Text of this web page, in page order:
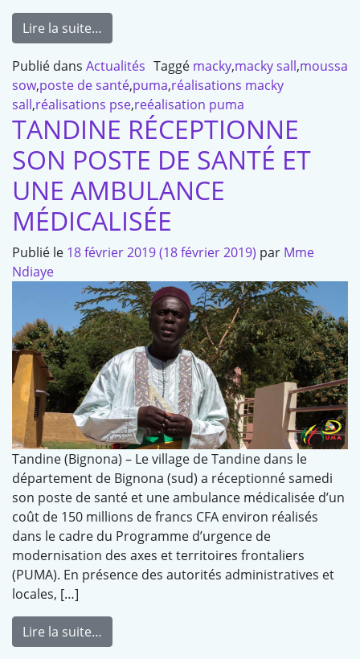
Lire la suite…
Publié dans Actualités Taggé macky,macky sall,moussa
sow,poste de santé,puma,réalisations macky
sall,réalisations pse,reéalisation puma
TANDINE RÉCEPTIONNE
SON POSTE DE SANTÉ ET
UNE AMBULANCE
MÉDICALISÉE
Publié le 18 février 2019(18 février 2019) par Mme
Ndiaye
Tandine (Bignona) – Le village de Tandine dans le
département de Bignona (sud) a réceptionné samedi
son poste de santé et une ambulance médicalisée d’un
coût de 150 millions de francs CFA environ réalisés
dans le cadre du Programme d’urgence de
modernisation des axes et territoires frontaliers
(PUMA). En présence des autorités administratives et
locales, […]
Lire la suite…